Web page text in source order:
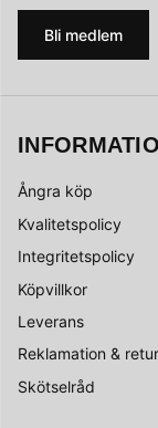
Bli medlem
Ångra köp
Kvalitetspolicy
Integritetspolicy
Köpvillkor
Leverans
Reklamation & retur
Skötselråd